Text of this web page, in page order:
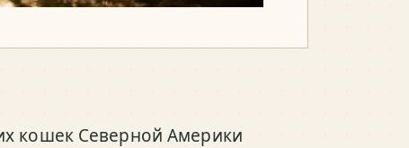
кошек Северной Америки